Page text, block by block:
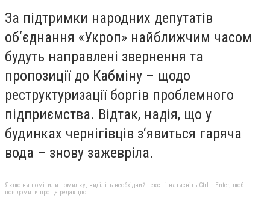
За підтримки народних депутатів
об‘єднання «Укроп» найближчим часом
будуть направлені звернення та
пропозиції до Кабміну – щодо
реструктуризації боргів проблемного
підприємства. Відтак, надія, що у
будинках чернігівців з‘явиться гаряча
вода – знову зажевріла.
Якщо ви помітили помилку, виділіть необхідний текст і натисніть Ctrl + Enter, щоб
повідомити про це редакцію